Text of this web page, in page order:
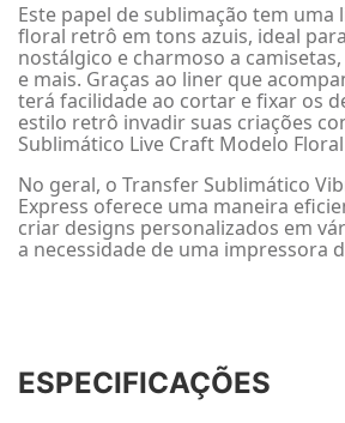
Este papel de sublimação tem uma
floral retrô em tons azuis, ideal
nostálgico e charmoso a camisetas,
e mais. Graças ao liner que
terá facilidade ao cortar e fixar os
estilo retrô invadir suas criações
Sublimático Live Craft Modelo
No geral, o Transfer Sublimático
Express oferece uma maneira
criar designs personalizados em
a necessidade de uma impressora
ESPECIFICAÇÕES